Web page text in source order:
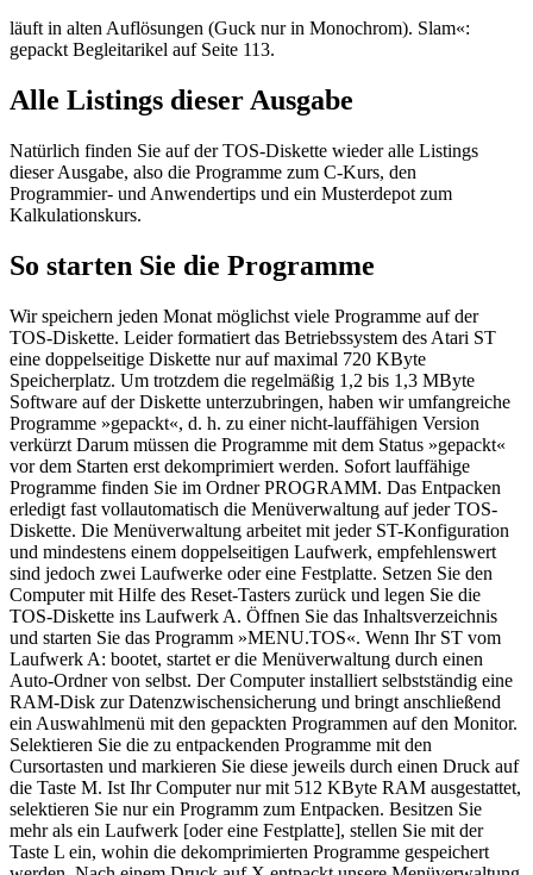
läuft in alten Auflösungen (Guck nur in Monochrom). Slam«:
gepackt Begleitarikel auf Seite 113.
Alle Listings dieser Ausgabe
Natürlich finden Sie auf der TOS-Diskette wieder alle Listings
dieser Ausgabe, also die Programme zum C-Kurs, den
Programmier- und Anwendertips und ein Musterdepot zum
Kalkulationskurs.
So starten Sie die Programme
Wir speichern jeden Monat möglichst viele Programme auf der
TOS-Diskette. Leider formatiert das Betriebssystem des Atari ST
eine doppelseitige Diskette nur auf maximal 720 KByte
Speicherplatz. Um trotzdem die regelmäßig 1,2 bis 1,3 MByte
Software auf der Diskette unterzubringen, haben wir umfangreiche
Programme »gepackt«, d. h. zu einer nicht-lauffähigen Version
verkürzt Darum müssen die Programme mit dem Status »gepackt«
vor dem Starten erst dekomprimiert werden. Sofort lauffähige
Programme finden Sie im Ordner PROGRAMM. Das Entpacken
erledigt fast vollautomatisch die Menüverwaltung auf jeder TOS-
Diskette. Die Menüverwaltung arbeitet mit jeder ST-Konfiguration
und mindestens einem doppelseitigen Laufwerk, empfehlenswert
sind jedoch zwei Laufwerke oder eine Festplatte. Setzen Sie den
Computer mit Hilfe des Reset-Tasters zurück und legen Sie die
TOS-Diskette ins Laufwerk A. Öffnen Sie das Inhaltsverzeichnis
und starten Sie das Programm »MENU.TOS«. Wenn Ihr ST vom
Laufwerk A: bootet, startet er die Menüverwaltung durch einen
Auto-Ordner von selbst. Der Computer installiert selbstständig eine
RAM-Disk zur Datenzwischensicherung und bringt anschließend
ein Auswahlmenü mit den gepackten Programmen auf den Monitor.
Selektieren Sie die zu entpackenden Programme mit den
Cursortasten und markieren Sie diese jeweils durch einen Druck auf
die Taste M. Ist Ihr Computer nur mit 512 KByte RAM ausgestattet,
selektieren Sie nur ein Programm zum Entpacken. Besitzen Sie
mehr als ein Laufwerk [oder eine Festplatte], stellen Sie mit der
Taste L ein, wohin die dekomprimierten Programme gespeichert